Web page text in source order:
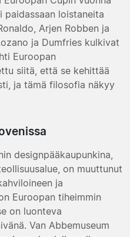
paidassaan loistaneita
Arjen Robben ja
ja Dumfries kulkivat
Euroopan
siitä, että se kehittää
ja tämä filosofia näkyy
designpääkaupunkina,
on muuttunut
ja
Euroopan tiheimmin
on luonteva
Van Abbemuseum